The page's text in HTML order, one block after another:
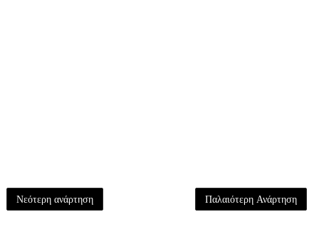
Νεότερη ανάρτηση Παλαιότερη Ανάρτηση